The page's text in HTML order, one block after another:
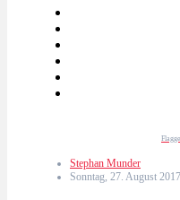
Stephan Munder
Sonntag, 27. August 2017